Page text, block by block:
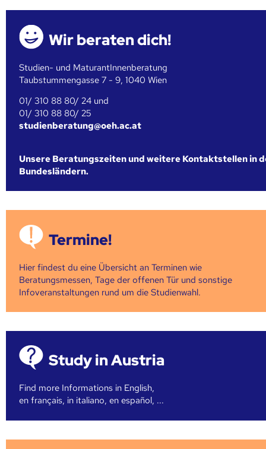
Wir beraten dich!
Studien- und MaturantInnenberatung
Taubstummengasse 7 - 9, 1040 Wien
01/ 310 88 80/ 24 und
01/ 310 88 80/ 25
studienberatung@oeh.ac.at
Unsere Beratungszeiten und weitere Kontaktstellen in
Bundesländern.
Termine!
Hier findest du eine Übersicht an Terminen wie
Beratungsmessen, Tage der offenen Tür und sonstige
Infoveranstaltungen rund um die Studienwahl.
Study in Austria
Find more Informations in English,
en français, in italiano, en español, ...